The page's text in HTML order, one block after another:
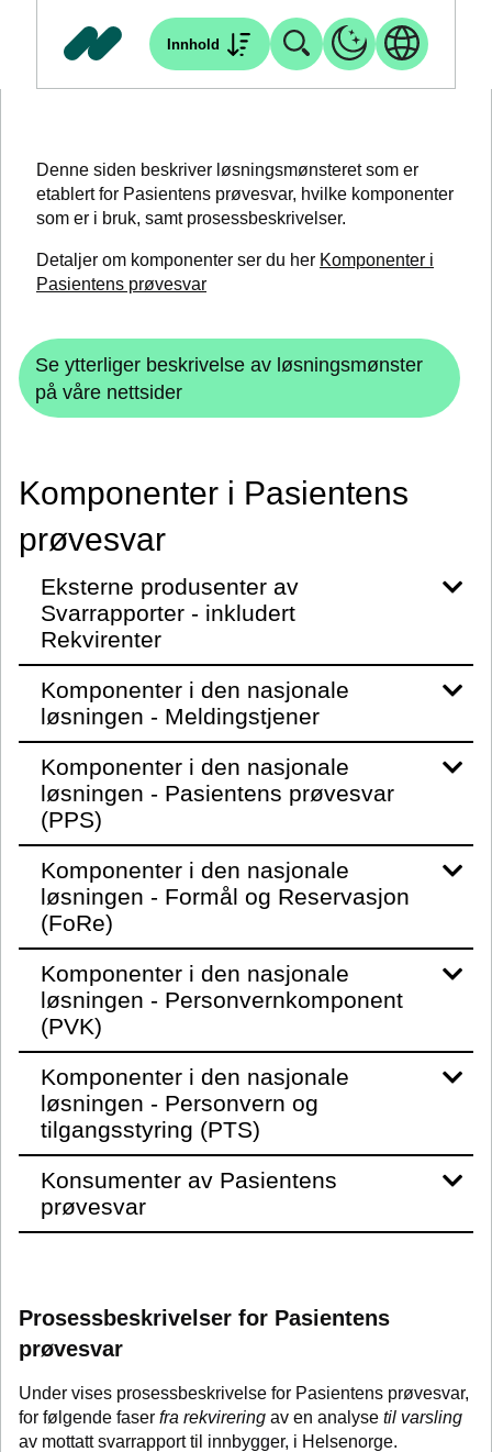
Innhold
Denne siden beskriver løsningsmønsteret som er
etablert for Pasientens prøvesvar, hvilke komponenter
som er i bruk, samt prosessbeskrivelser.
Detaljer om komponenter ser du her Komponenter i
Pasientens prøvesvar
Se ytterliger beskrivelse av løsningsmønster
på våre nettsider
Komponenter i Pasientens
prøvesvar
Eksterne produsenter av
Svarrapporter - inkludert
Rekvirenter
Komponenter i den nasjonale
løsningen - Meldingstjener
Komponenter i den nasjonale
løsningen - Pasientens prøvesvar
(PPS)
Komponenter i den nasjonale
løsningen - Formål og Reservasjon
(FoRe)
Komponenter i den nasjonale
løsningen - Personvernkomponent
(PVK)
Komponenter i den nasjonale
løsningen - Personvern og
tilgangsstyring (PTS)
Konsumenter av Pasientens
prøvesvar
Prosessbeskrivelser for Pasientens
prøvesvar
Under vises prosessbeskrivelse for Pasientens prøvesvar,
for følgende faser fra rekvirering av en analyse til varsling
av mottatt svarrapport til innbygger, i Helsenorge.